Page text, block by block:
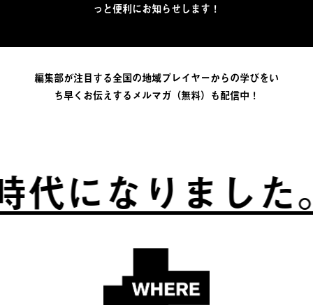
っと便利にお知らせします！
編集部が注目する全国の地域プレイヤーからの学びをい
ち早くお伝えするメルマガ（無料）も配信中！
になりました。